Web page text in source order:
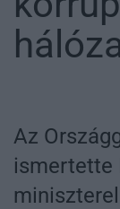
Az
ismertette